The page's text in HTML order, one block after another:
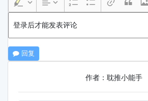
登录后才能发表评论
回复
作者：耽推小能手